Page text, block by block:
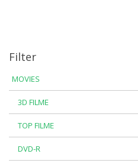
Filter
MOVIES
3D FILME
TOP FILME
DVD-R